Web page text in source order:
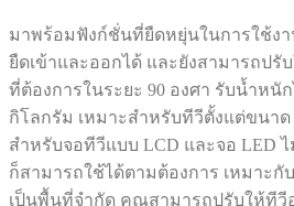
มาพร้อมฟังก์ชั่นที่ยืดหยุ่นในการใช้งา
ยืดเข้าและออกได้ และยังสามารถปรั
ที่ต้องการในระยะ 90 องศา รับน้ำหนั
กิโลกรัม เหมาะสำหรับทีวีตั้งแต่ขนาด
สำหรับจอทีวีแบบ LCD และจอ LED
ก็สามารถใช้ได้ตามต้องการ เหมาะ
เป็นพื้นที่จำกัด คุณสามารถปรับให้ทีวี